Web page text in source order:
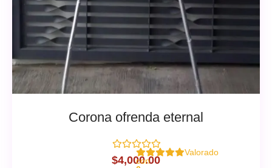
Corona ofrenda eternal
Valorado
con
$4,000.00